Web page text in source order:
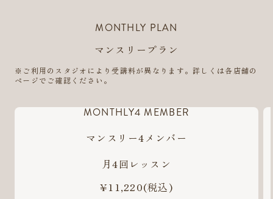
MONTHLY PLAN
マンスリープラン
※ご利用のスタジオにより受講料が異なります。詳しくは各店舗の
ページでご確認ください。
MONTHLY4 MEMBER
マンスリー4メンバー
月4回レッスン
¥11,220(税込)